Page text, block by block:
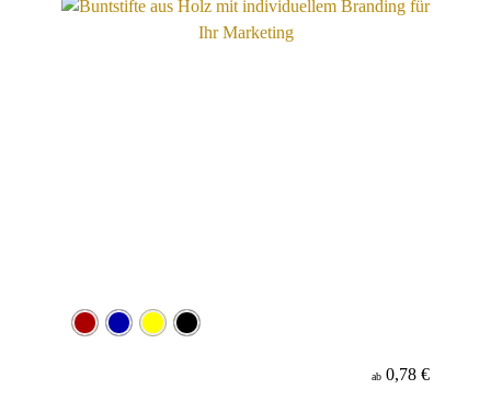
ab 0,78 €